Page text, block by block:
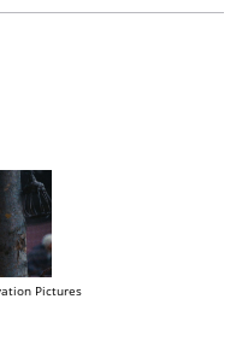
Pictures